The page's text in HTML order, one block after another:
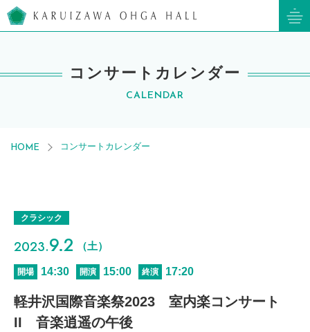
コンサートカレンダー
CALENDAR
HOME コンサートカレンダー
クラシック
2023.9.2 （土）
開場 14:30 開演 15:00 終演 17:20
軽井沢国際音楽祭2023 室内楽コンサート
II 音楽逍遥の午後